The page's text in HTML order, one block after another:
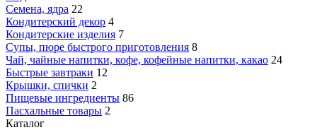
Семена, ядра 22
Кондитерский декор 4
Кондитерские изделия 7
Супы, пюре быстрого приготовления 8
Чай, чайные напитки, кофе, кофейные напитки, какао 24
Быстрые завтраки 12
Крышки, спички 2
Пищевые ингредиенты 86
Пасхальные товары 2
Каталог